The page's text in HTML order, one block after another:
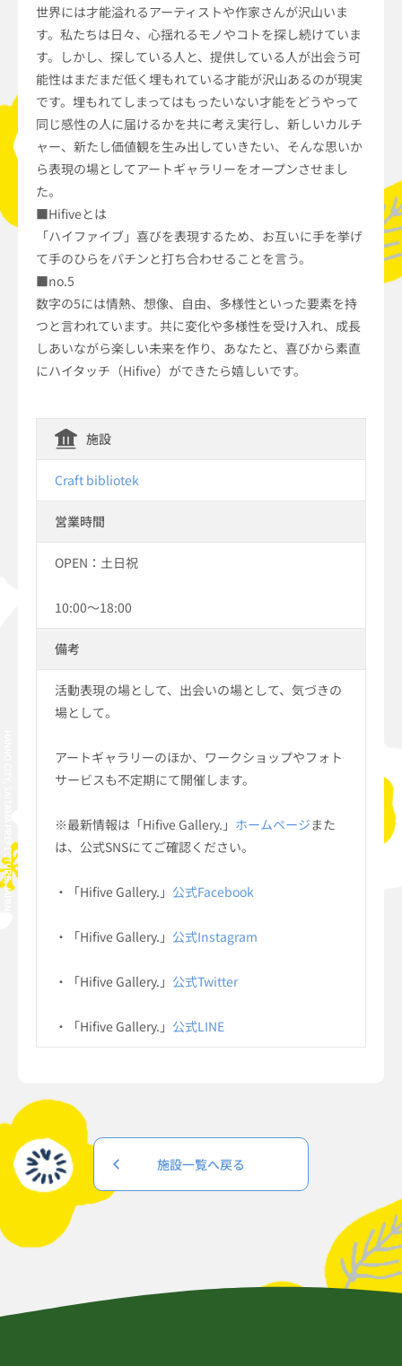
HANNO CITY, SAITAMA PREFECTURE, JAPAN
世界には才能溢れるアーティストや作家さんが沢山いま
す。私たちは日々、心揺れるモノやコトを探し続けていま
す。しかし、探している人と、提供している人が出会う可
能性はまだまだ低く埋もれている才能が沢山あるのが現実
です。埋もれてしまってはもったいない才能をどうやって
同じ感性の人に届けるかを共に考え実行し、新しいカルチ
ャー、新たし価値観を生み出していきたい、そんな思いか
ら表現の場としてアートギャラリーをオープンさせまし
た。
■Hifiveとは
「ハイファイブ」喜びを表現するため、お互いに手を挙げ
て手のひらをパチンと打ち合わせることを言う。
■no.5
数字の5には情熱、想像、自由、多様性といった要素を持
つと言われています。共に変化や多様性を受け入れ、成長
しあいながら楽しい未来を作り、あなたと、喜びから素直
にハイタッチ（Hifive）ができたら嬉しいです。
施設
Craft bibliotek
営業時間
OPEN：土日祝
10:00～18:00
備考
活動表現の場として、出会いの場として、気づきの
場として。
アートギャラリーのほか、ワークショップやフォト
サービスも不定期にて開催します。
※最新情報は「Hifive Gallery.」 ホームページまた
は、公式SNSにてご確認ください。
・「Hifive Gallery.」 公式Facebook
・「Hifive Gallery.」 公式Instagram
・「Hifive Gallery.」 公式Twitter
・「Hifive Gallery.」 公式LINE
施設一覧へ戻る